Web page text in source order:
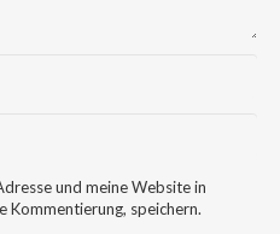
und meine Website in
Kommentierung, speichern.